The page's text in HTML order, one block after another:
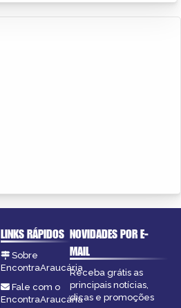
LINKS RÁPIDOS
Sobre
EncontraAraucária
Fale com o
EncontraAraucária
NOVIDADES POR E-
MAIL
Receba grátis as
principais notícias,
dicas e promoções